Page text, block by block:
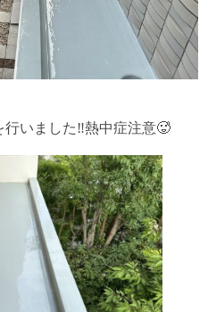
いました‼️熱中症注意🥵